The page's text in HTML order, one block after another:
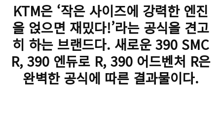
KTM은 ‘작은 사이즈에 강력한 엔진
을 얹으면 재밌다!’라는 공식을 견고
히 하는 브랜드다. 새로운 390 SMC
R, 390 엔듀로 R, 390 어드벤처 R은
완벽한 공식에 따른 결과물이다.